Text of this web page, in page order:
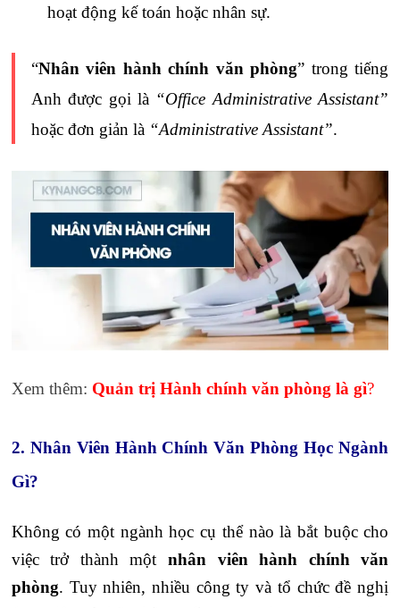
hoạt động kế toán hoặc nhân sự.
“Nhân viên hành chính văn phòng” trong tiếng
Anh được gọi là “Office Administrative Assistant”
hoặc đơn giản là “Administrative Assistant”.
Xem thêm: Quản trị Hành chính văn phòng là gì?
2. Nhân Viên Hành Chính Văn Phòng Học Ngành
Gì?
Không có một ngành học cụ thể nào là bắt buộc cho
việc trở thành một nhân viên hành chính văn
phòng. Tuy nhiên, nhiều công ty và tổ chức đề nghị